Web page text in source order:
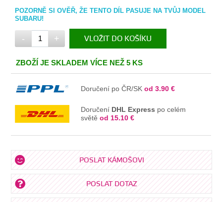
POZORNĚ SI OVĚŘ, ŽE TENTO DÍL PASUJE NA TVŮJ MODEL
SUBARU!
- + VLOŽIT DO KOŠÍKU
V KOŠÍKU
ZBOŽÍ JE SKLADEM VÍCE NEŽ 5 KS
Doručení po ČR/SKod 3.90 €
Doručení DHL Express po celém
světěod 15.10 €
POSLAT KÁMOŠOVI
POSLAT DOTAZ